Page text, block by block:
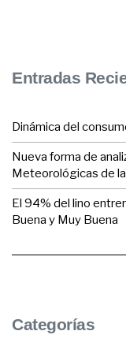
Entradas
Dinámica del
Nueva forma de
Meteorológicas de
El 94% del lino
Buena y Muy Buena
Categorías